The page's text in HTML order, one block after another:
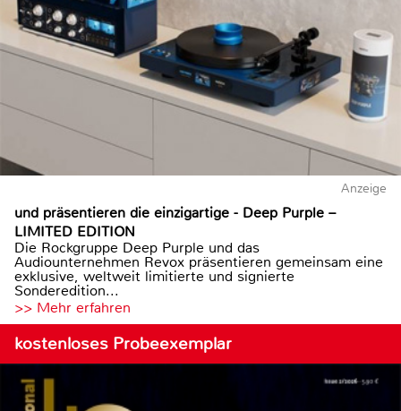
Anzeige
und präsentieren die einzigartige - Deep Purple –
LIMITED EDITION
Die Rockgruppe Deep Purple und das
Audiounternehmen Revox präsentieren gemeinsam eine
exklusive, weltweit limitierte und signierte
Sonderedition...
>> Mehr erfahren
kostenloses Probeexemplar